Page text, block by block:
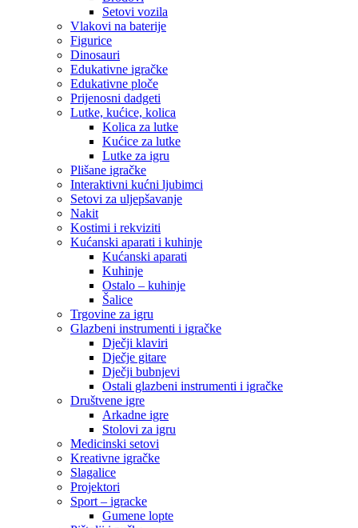
Setovi vozila
Vlakovi na baterije
Figurice
Dinosauri
Edukativne igračke
Edukativne ploče
Prijenosni dadgeti
Lutke, kućice, kolica
Kolica za lutke
Kućice za lutke
Lutke za igru
Plišane igračke
Interaktivni kućni ljubimci
Setovi za uljepšavanje
Nakit
Kostimi i rekviziti
Kućanski aparati i kuhinje
Kućanski aparati
Kuhinje
Ostalo – kuhinje
Šalice
Trgovine za igru
Glazbeni instrumenti i igračke
Dječji klaviri
Dječje gitare
Dječji bubnjevi
Ostali glazbeni instrumenti i igračke
Društvene igre
Arkadne igre
Stolovi za igru
Medicinski setovi
Kreativne igračke
Slagalice
Projektori
Sport – igracke
Gumene lopte